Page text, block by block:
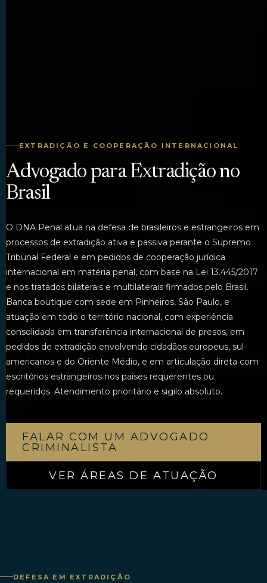
EXTRADIÇÃO E COOPERAÇÃO INTERNACIONAL
Advogado para Extradição no
Brasil
O DNA Penal atua na defesa de brasileiros e estrangeiros em
processos de extradição ativa e passiva perante o Supremo
Tribunal Federal e em pedidos de cooperação jurídica
internacional em matéria penal, com base na Lei 13.445/2017
e nos tratados bilaterais e multilaterais firmados pelo Brasil.
Banca boutique com sede em Pinheiros, São Paulo, e
atuação em todo o território nacional, com experiência
consolidada em transferência internacional de presos, em
pedidos de extradição envolvendo cidadãos europeus, sul-
americanos e do Oriente Médio, e em articulação direta com
escritórios estrangeiros nos países requerentes ou
requeridos. Atendimento prioritário e sigilo absoluto.
FALAR COM UM ADVOGADO
CRIMINALISTA
VER ÁREAS DE ATUAÇÃO
DEFESA EM EXTRADIÇÃO